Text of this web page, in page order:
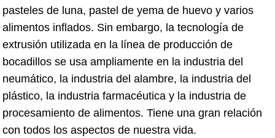
pasteles de luna, pastel de yema de huevo y varios
alimentos inflados. Sin embargo, la tecnología de
extrusión utilizada en la línea de producción de
bocadillos se usa ampliamente en la industria del
neumático, la industria del alambre, la industria del
plástico, la industria farmacéutica y la industria de
procesamiento de alimentos. Tiene una gran relación
con todos los aspectos de nuestra vida.